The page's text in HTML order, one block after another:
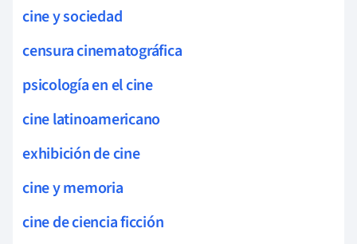
cine y sociedad
censura cinematográfica
psicología en el cine
cine latinoamericano
exhibición de cine
cine y memoria
cine de ciencia ficción